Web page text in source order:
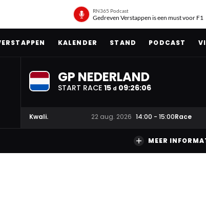
RN365 Podcast
Gedreven Verstappen is een must voor F1
KALENDER STAND PODCAST
GP NEDERLAND
START RACE 15 d 09:26:05
Kwali. 22 aug. 2026 14:00 - 15:00Race
MEER